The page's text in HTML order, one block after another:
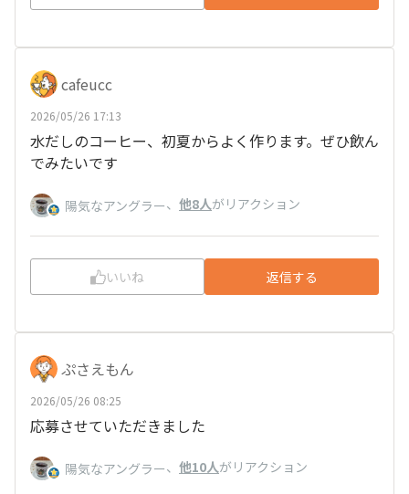
cafeucc
2026/05/26 17:13
水だしのコーヒー、初夏からよく作ります。ぜひ飲ん
でみたいです
陽気なアングラー、 他8人がリアクション
いいね 返信する
ぷさえもん
2026/05/26 08:25
応募させていただきました
陽気なアングラー、 他10人がリアクション